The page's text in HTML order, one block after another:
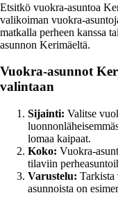
Etsitkö vuokra-asuntoa
valikoiman vuokra-
matkalla perheen kanssa
asunnon Kerimäeltä.
Vuokra-asunnot
valintaan
Sijainti: Valitse
lomaa kaipaat.
Koko: Vuokra-
tilaviin
Varustelu: Tarkista
asunnoista on